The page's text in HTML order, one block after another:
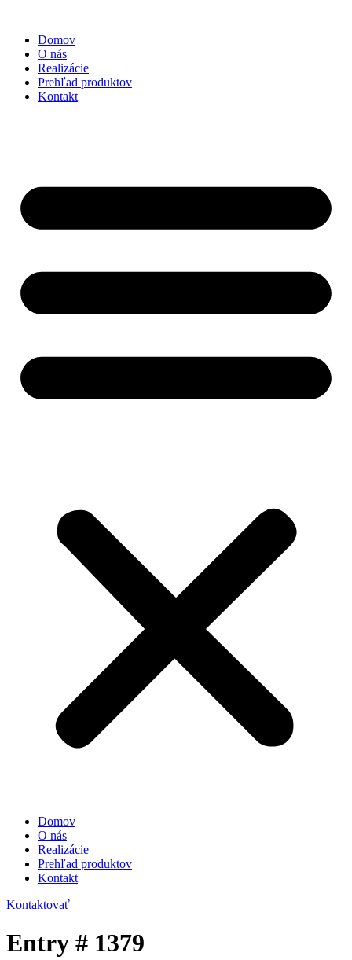
obsah
Domov
O nás
Realizácie
Prehľad produktov
Kontakt
Domov
O nás
Realizácie
Prehľad produktov
Kontakt
Kontaktovať
Entry # 1379